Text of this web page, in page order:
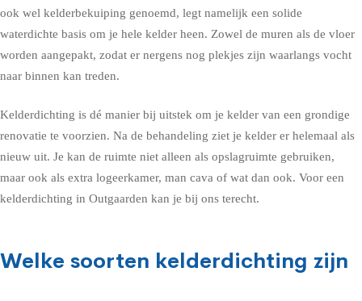
ook wel kelderbekuiping genoemd, legt namelijk een solide
waterdichte basis om je hele kelder heen. Zowel de muren als de vloer
worden aangepakt, zodat er nergens nog plekjes zijn waarlangs vocht
naar binnen kan treden.
Kelderdichting is dé manier bij uitstek om je kelder van een grondige
renovatie te voorzien. Na de behandeling ziet je kelder er helemaal als
nieuw uit. Je kan de ruimte niet alleen als opslagruimte gebruiken,
maar ook als extra logeerkamer, man cava of wat dan ook. Voor een
kelderdichting in Outgaarden kan je bij ons terecht.
Welke soorten kelderdichting zijn